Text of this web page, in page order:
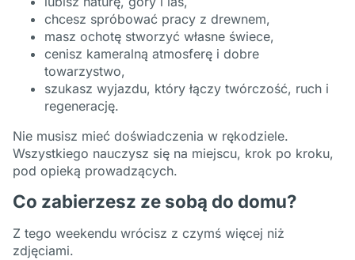
chcesz spróbować pracy z drewnem,
masz ochotę stworzyć własne świece,
cenisz kameralną atmosferę i dobre
towarzystwo,
szukasz wyjazdu, który łączy twórczość, ruch i
regenerację.
Nie musisz mieć doświadczenia w rękodziele.
Wszystkiego nauczysz się na miejscu, krok po kroku,
pod opieką prowadzących.
Co zabierzesz ze sobą do domu?
Z tego weekendu wrócisz z czymś więcej niż
zdjęciami.